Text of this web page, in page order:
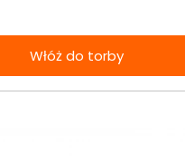
Włóż do torby